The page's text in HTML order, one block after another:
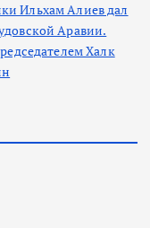
Ильхам Алиев дал
Аравии.
Халк